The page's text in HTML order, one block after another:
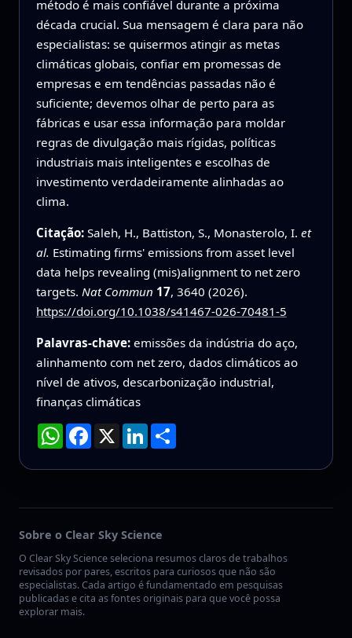
método é mais confiável durante a próxima
década crucial. Sua mensagem é clara para não
especialistas: se quisermos atingir as metas
climáticas globais, confiar em promessas de
empresas e em tendências passadas não é
suficiente; devemos olhar de perto para as
fábricas e usar essa informação para moldar
regras de divulgação mais rígidas, políticas
industriais mais inteligentes e escolhas de
investimento verdadeiramente alinhadas ao
clima.
Citação: Saleh, H., Battiston, S., Monasterolo, I. et
al. Estimating firms' emissions from asset level
data helps revealing (mis)alignment to net zero
targets. Nat Commun 17, 3640 (2026).
https://doi.org/10.1038/s41467-026-70481-5
Palavras-chave: emissões da indústria do aço,
alinhamento com net zero, dados climáticos ao
nível de ativos, descarbonização industrial,
finanças climáticas
WhatsApp
Facebook
X LinkedInCompartilhar
Sobre o Clear Sky Science
O Clear Sky Science seleciona resumos claros de trabalhos
revisados por pares, escritos para curiosos que não são
especialistas. Cada artigo é fundamentado em pesquisas
publicadas e cita as fontes originais para que você possa
explorar mais.